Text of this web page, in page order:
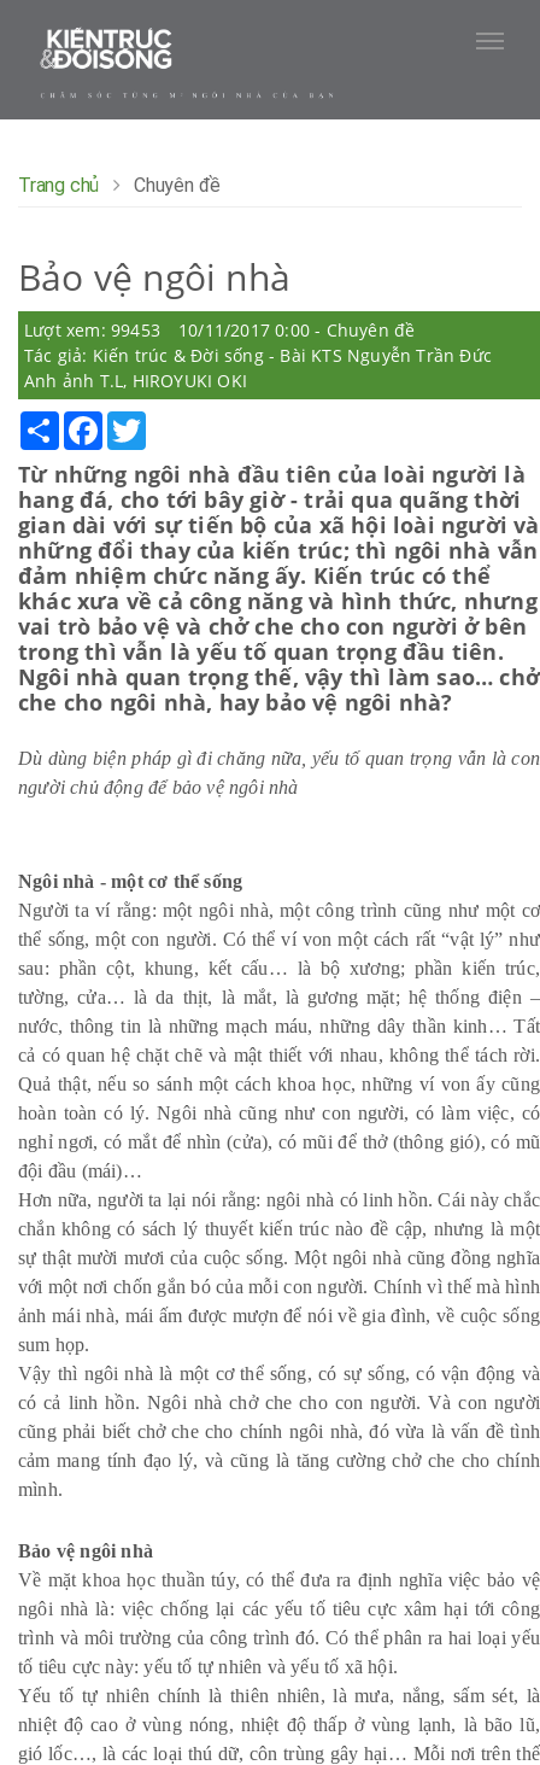
Trang chủ Chuyên đề
Bảo vệ ngôi nhà
Lượt xem: 99453
10/11/2017 0:00 - Chuyên đề
Tác giả: Kiến trúc & Đời sống - Bài KTS Nguyễn Trần Đức
Anh ảnh T.L, HIROYUKI OKI
Share Facebook
Từ những ngôi nhà đầu tiên của loài người là
hang đá, cho tới bây giờ - trải qua quãng thời
gian dài với sự tiến bộ của xã hội loài người và
những đổi thay của kiến trúc; thì ngôi nhà vẫn
đảm nhiệm chức năng ấy. Kiến trúc có thể
khác xưa về cả công năng và hình thức, nhưng
vai trò bảo vệ và chở che cho con người ở bên
trong thì vẫn là yếu tố quan trọng đầu tiên.
Ngôi nhà quan trọng thế, vậy thì làm sao… chở
che cho ngôi nhà, hay bảo vệ ngôi nhà?
Dù dùng biện pháp gì đi chăng nữa, yếu tố quan trọng vẫn là con
người chủ động để bảo vệ ngôi nhà
Ngôi nhà - một cơ thể sống
Người ta ví rằng: một ngôi nhà, một công trình cũng như một cơ
thể sống, một con người. Có thể ví von một cách rất “vật lý” như
sau: phần cột, khung, kết cấu… là bộ xương; phần kiến trúc,
tường, cửa… là da thịt, là mắt, là gương mặt; hệ thống điện –
nước, thông tin là những mạch máu, những dây thần kinh… Tất
cả có quan hệ chặt chẽ và mật thiết với nhau, không thể tách rời.
Quả thật, nếu so sánh một cách khoa học, những ví von ấy cũng
hoàn toàn có lý. Ngôi nhà cũng như con người, có làm việc, có
nghỉ ngơi, có mắt để nhìn (cửa), có mũi để thở (thông gió), có mũ
đội đầu (mái)…
Hơn nữa, người ta lại nói rằng: ngôi nhà có linh hồn. Cái này chắc
chắn không có sách lý thuyết kiến trúc nào đề cập, nhưng là một
sự thật mười mươi của cuộc sống. Một ngôi nhà cũng đồng nghĩa
với một nơi chốn gắn bó của mỗi con người. Chính vì thế mà hình
ảnh mái nhà, mái ấm được mượn để nói về gia đình, về cuộc sống
sum họp.
Vậy thì ngôi nhà là một cơ thể sống, có sự sống, có vận động và
có cả linh hồn. Ngôi nhà chở che cho con người. Và con người
cũng phải biết chở che cho chính ngôi nhà, đó vừa là vấn đề tình
cảm mang tính đạo lý, và cũng là tăng cường chở che cho chính
mình.
Bảo vệ ngôi nhà
Về mặt khoa học thuần túy, có thể đưa ra định nghĩa việc bảo vệ
ngôi nhà là: việc chống lại các yếu tố tiêu cực xâm hại tới công
trình và môi trường của công trình đó. Có thể phân ra hai loại yếu
tố tiêu cực này: yếu tố tự nhiên và yếu tố xã hội.
Yếu tố tự nhiên chính là thiên nhiên, là mưa, nắng, sấm sét, là
nhiệt độ cao ở vùng nóng, nhiệt độ thấp ở vùng lạnh, là bão lũ,
gió lốc…, là các loại thú dữ, côn trùng gây hại… Mỗi nơi trên thế